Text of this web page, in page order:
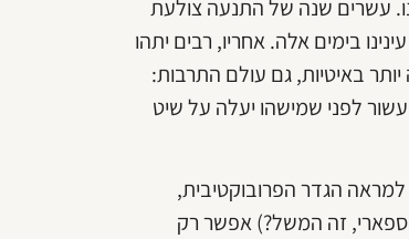
עשרים שנה של התנעה צולעת
בימים אלה. אחריו, רבים יתהו
באיטיות, גם עולם התרבות:
לפני שמישהו יעלה על שיט
הגדר הפרובוקטיבית,
זה המשל?) אפשר רק